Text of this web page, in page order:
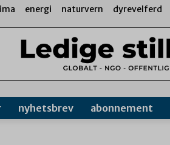
energi naturvern dyrevelferd
nyhetsbrev abonnement